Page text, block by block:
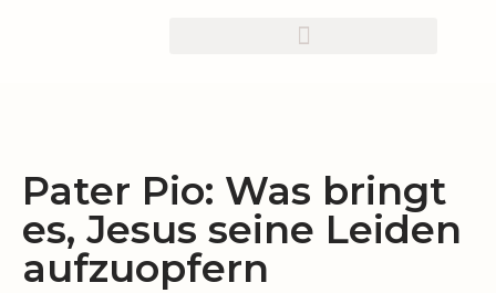
Pater Pio: Was bringt
es, Jesus seine Leiden
aufzuopfern